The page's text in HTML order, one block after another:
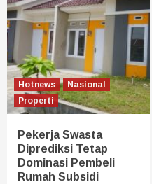
Hotnews
Nasional
Properti
Pekerja Swasta
Diprediksi Tetap
Dominasi Pembeli
Rumah Subsidi